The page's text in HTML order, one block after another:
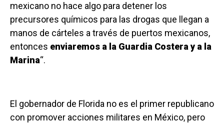
mexicano no hace algo para detener los
precursores químicos para las drogas que llegan a
manos de cárteles a través de puertos mexicanos,
entonces enviaremos a la Guardia Costera y a la
Marina“.
El gobernador de Florida no es el primer republicano
con promover acciones militares en México, pero